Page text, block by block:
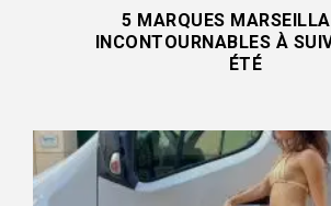
5 MARQUES
INCONTOURNABLES À
ÉTÉ